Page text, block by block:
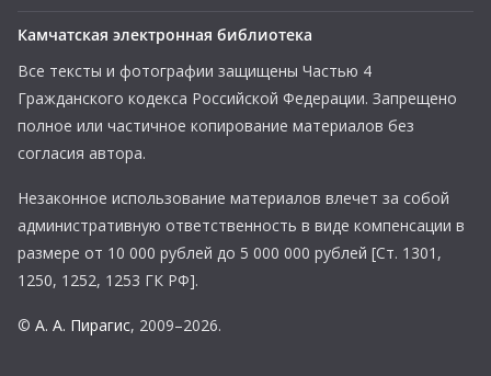
Камчатская электронная библиотека
Все тексты и фотографии защищены Частью 4
Гражданского кодекса Российской Федерации. Запрещено
полное или частичное копирование материалов без
согласия автора.
Незаконное использование материалов влечет за собой
административную ответственность в виде компенсации в
размере от 10 000 рублей до 5 000 000 рублей [Ст. 1301,
1250, 1252, 1253 ГК РФ].
© А. А. Пирагис, 2009–2026.